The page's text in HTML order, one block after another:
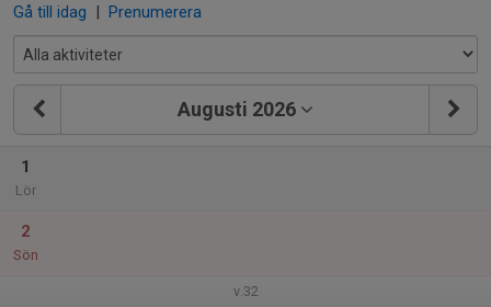
Gå till idag | Prenumerera
Augusti 2026
1
Lör
2
Sön
v.32